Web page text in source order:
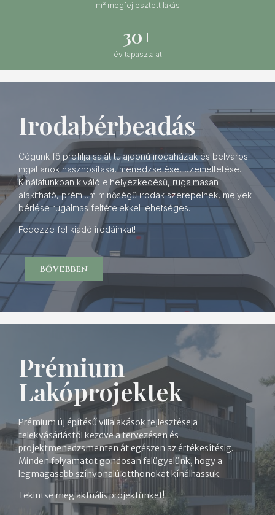
m² megfejlesztett lakás
30+
év tapasztalat
Irodabérbeadás
Cégünk fő profilja saját tulajdonú irodaházak és belvárosi
ingatlanok hasznosítása, menedzselése, üzemeltetése.
Kínálatunkban kiváló elhelyezkedésű, rugalmasan
alakítható, prémium minőségű irodák szerepelnek, melyek
bérlése rugalmas feltételekkel lehetséges.
Fedezze fel kiadó irodáinkat!
Bővebben
Prémium
Lakóprojektek
Prémium új építésű villalakások fejlesztése a
telekvásárlástól kezdve a tervezésen és
projektmenedzsmenten át egészen az értékesítésig.
Minden folyamatot gondosan felügyelünk, hogy a
legmagasabb színvonalú otthonokat kínálhassuk.
Tekintse meg aktuális projektünket!